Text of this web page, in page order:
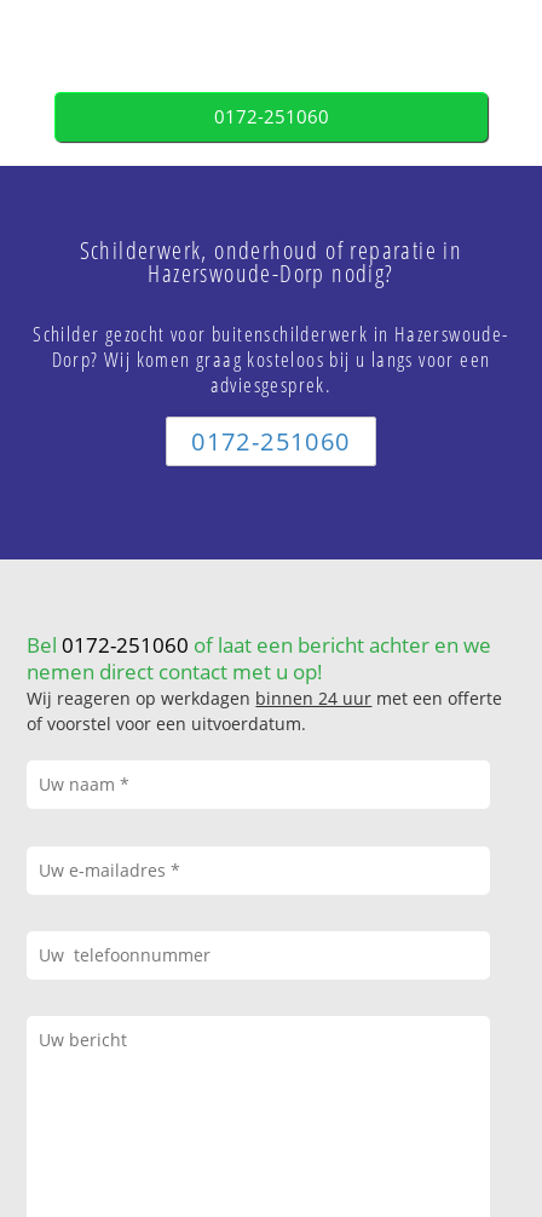
0172-251060
Schilderwerk, onderhoud of reparatie in
Hazerswoude-Dorp nodig?
Schilder gezocht voor buitenschilderwerk in Hazerswoude-
Dorp? Wij komen graag kosteloos bij u langs voor een
adviesgesprek.
0172-251060
Bel0172-251060 of laat een bericht achter en we
nemen direct contact met u op!
Wij reageren op werkdagen binnen 24 uur met een offerte
of voorstel voor een uitvoerdatum.